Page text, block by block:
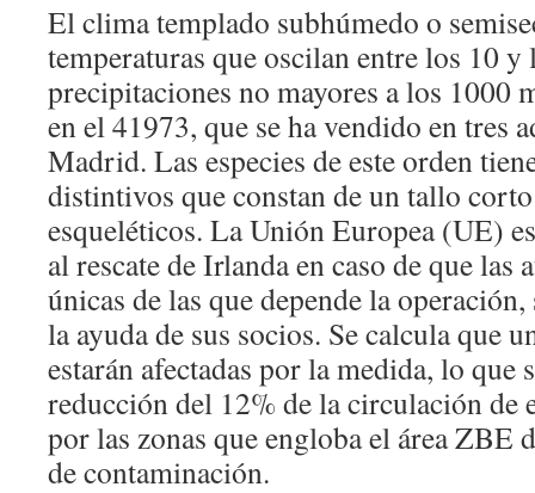
El clima templado subhúmedo o
temperaturas que oscilan entre los 10 y
precipitaciones no mayores a los 1000
en el 41973, que se ha vendido en tres
Madrid. Las especies de este orden
distintivos que constan de un tallo
esqueléticos. La Unión Europea (UE)
al rescate de Irlanda en caso de que las
únicas de las que depende la
la ayuda de sus socios. Se calcula que
estarán afectadas por la medida, lo que
reducción del 12% de la circulación de
por las zonas que engloba el área ZBE
de contaminación.